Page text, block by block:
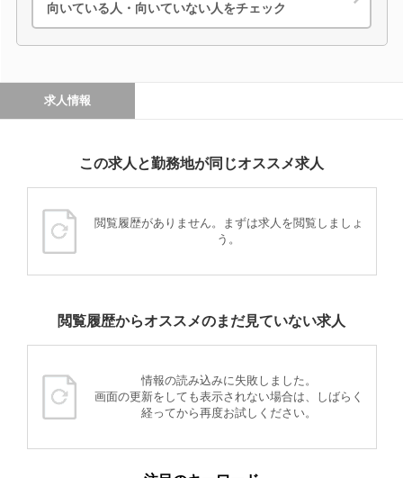
向いている人・向いていない人をチェック
求人情報
この求人と勤務地が同じオススメ求人
閲覧履歴がありません。まずは求人を閲覧しましょ
う。
閲覧履歴からオススメのまだ見ていない求人
情報の読み込みに失敗しました。
画面の更新をしても表示されない場合は、しばらく
経ってから再度お試しください。